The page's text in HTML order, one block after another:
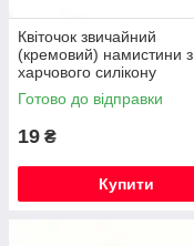
Квіточок звичайний
(кремовий) намистини з
харчового силікону
Готово до відправки
19 ₴
Купити